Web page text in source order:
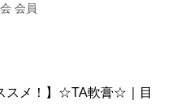
会員
スメ！】☆TA軟膏☆
目